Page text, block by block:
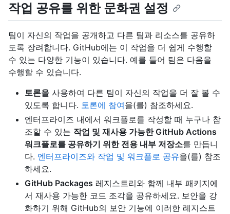
작업 공유를 위한 문화권 설정
팀이 자신의 작업을 공개하고 다른 팀과 리소스를 공유하
도록 장려합니다. GitHub에는 이 작업을 더 쉽게 수행할
수 있는 다양한 기능이 있습니다. 예를 들어 팀은 다음을
수행할 수 있습니다.
토론을 사용하여 다른 팀이 자신의 작업을 더 잘 볼 수
있도록 합니다. 토론에 참여을(를) 참조하세요.
엔터프라이즈 내에서 워크플로를 작성할 때 누구나 참
조할 수 있는 작업 및 재사용 가능한 GitHub Actions
워크플로를 공유하기 위한 전용 내부 저장소를 만듭니
다. 엔터프라이즈와 작업 및 워크플로 공유을(를) 참조
하세요.
GitHub Packages 레지스트리와 함께 내부 패키지에
서 재사용 가능한 코드 조각을 공유하세요. 보안을 강
화하기 위해 GitHub의 보안 기능에 이러한 레지스트